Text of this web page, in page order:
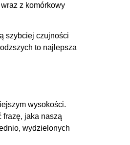
z komórkowy
szybciej czujności
to najlepsza
wysokości.
frazę, jaka naszą
wydzielonych